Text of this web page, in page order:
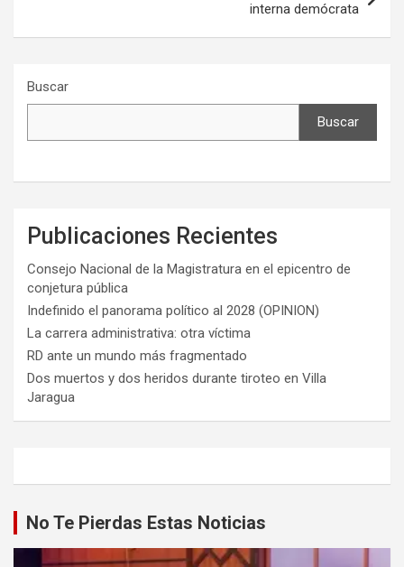
interna demócrata
Buscar
Buscar
Publicaciones Recientes
Consejo Nacional de la Magistratura en el epicentro de
conjetura pública
Indefinido el panorama político al 2028 (OPINION)
La carrera administrativa: otra víctima
RD ante un mundo más fragmentado
Dos muertos y dos heridos durante tiroteo en Villa
Jaragua
No Te Pierdas Estas Noticias